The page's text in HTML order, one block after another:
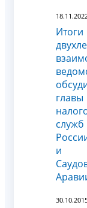
Итоги
главы
служб
и